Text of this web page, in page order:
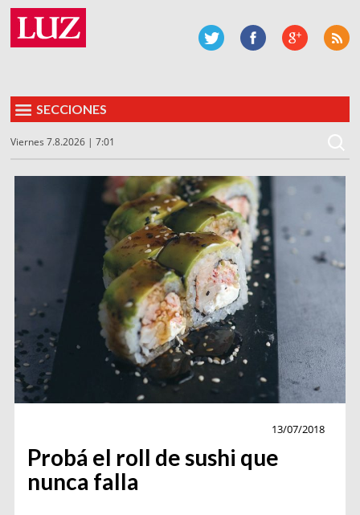
SECCIONES
Viernes 7.8.2026 | 7:01
13/07/2018
Probá el roll de sushi que
nunca falla